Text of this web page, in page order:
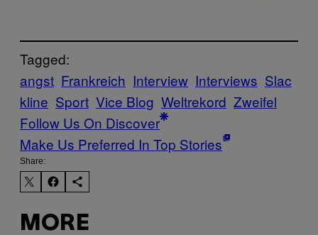
Tagged:
angst Frankreich Interview Interviews Slac
kline Sport Vice Blog Weltrekord Zweifel
Follow Us On Discover
Make Us Preferred In Top Stories
Share:
MORE